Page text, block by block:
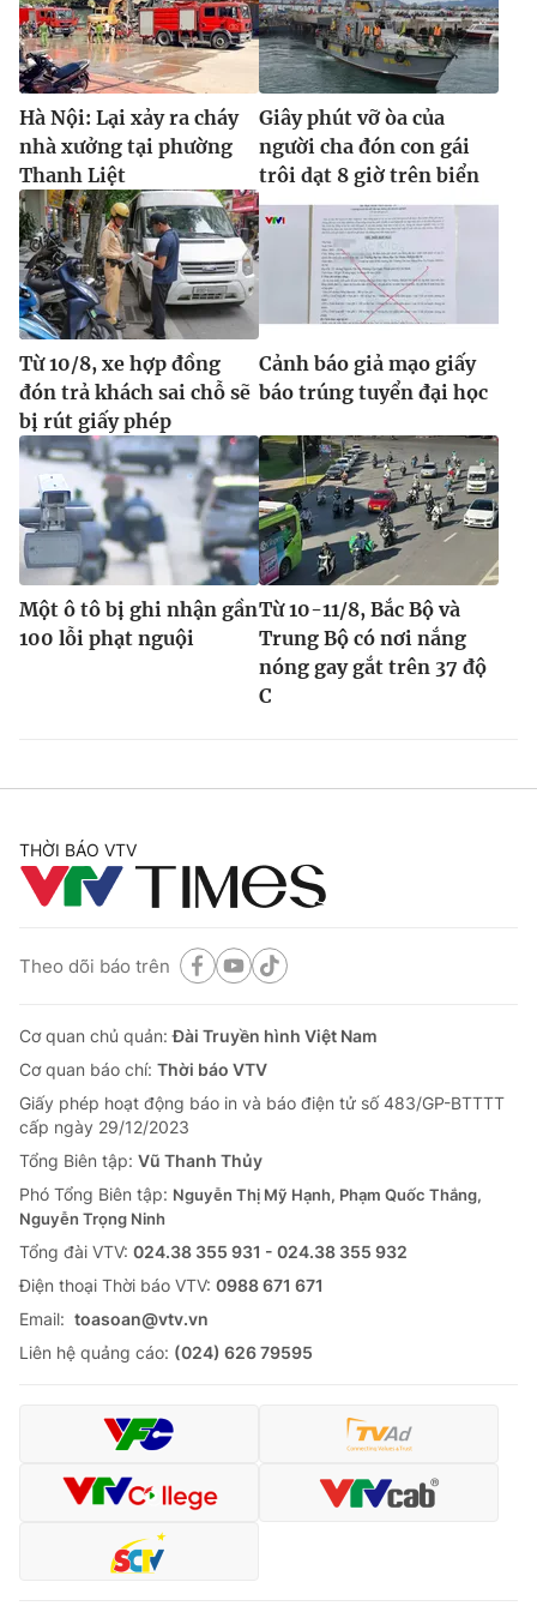
Ðiện thoại Thời báo VTV:024.66 897 897
Email:toasoan@vtv.vn
Liên hệ quảng cáo:024-7300.7108
® Cấm sao chép dưới mọi hình thức nếu không có sự chấp
thuận bằng văn bản. Ghi rõ nguồn VTV.vn khi phát hành lại
thông tin từ website này.
Hà Nội: Lại xảy ra cháy
nhà xưởng tại phường
Thanh Liệt
Giây phút vỡ òa của
người cha đón con gái
trôi dạt 8 giờ trên biển
Từ 10/8, xe hợp đồng
đón trả khách sai chỗ sẽ
bị rút giấy phép
Cảnh báo giả mạo giấy
báo trúng tuyển đại học
Một ô tô bị ghi nhận gần
100 lỗi phạt nguội
Từ 10-11/8, Bắc Bộ và
Trung Bộ có nơi nắng
nóng gay gắt trên 37 độ
C
THỜI BÁO VTV
Theo dõi báo trên
Cơ quan chủ quản:Đài Truyền hình Việt Nam
Cơ quan báo chí: Thời báo VTV
Giấy phép hoạt động báo in và báo điện tử số 483/GP-BTTTT
cấp ngày 29/12/2023
Tổng Biên tập: Vũ Thanh Thủy
Phó Tổng Biên tập: Nguyễn Thị Mỹ Hạnh, Phạm Quốc Thắng,
Nguyễn Trọng Ninh
Tổng đài VTV: 024.38 355 931 - 024.38 355 932
Ðiện thoại Thời báo VTV: 0988 671 671
Email: toasoan@vtv.vn
Liên hệ quảng cáo: (024) 626 79595